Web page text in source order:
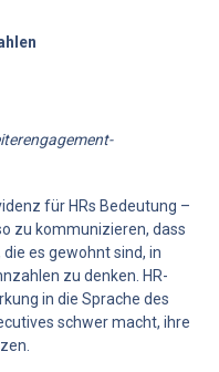
für HRs Bedeutung –
zu kommunizieren, dass
es gewohnt sind, in
zu denken. HR-
in die Sprache des
schwer macht, ihre